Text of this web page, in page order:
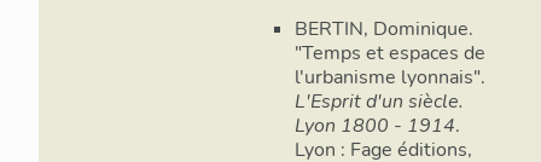
BERTIN, Dominique.
"Temps et espaces de
l'urbanisme lyonnais".
L'Esprit d'un siècle.
Lyon 1800 - 1914.
Lyon : Fage éditions,